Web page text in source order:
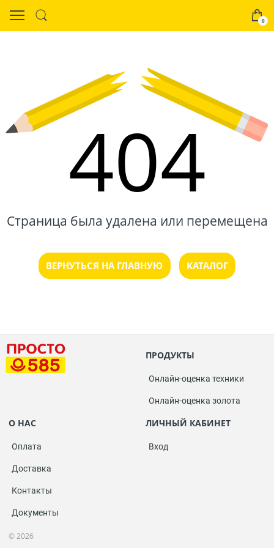
0
404
Страница была удалена или перемещена
ВЕРНУТЬСЯ НА ГЛАВНУЮ КАТАЛОГ
ПРОДУКТЫ
Онлайн-оценка техники
Онлайн-оценка золота
О НАС
Оплата
Доставка
Контакты
Документы
ЛИЧНЫЙ КАБИНЕТ
Вход
© 2026